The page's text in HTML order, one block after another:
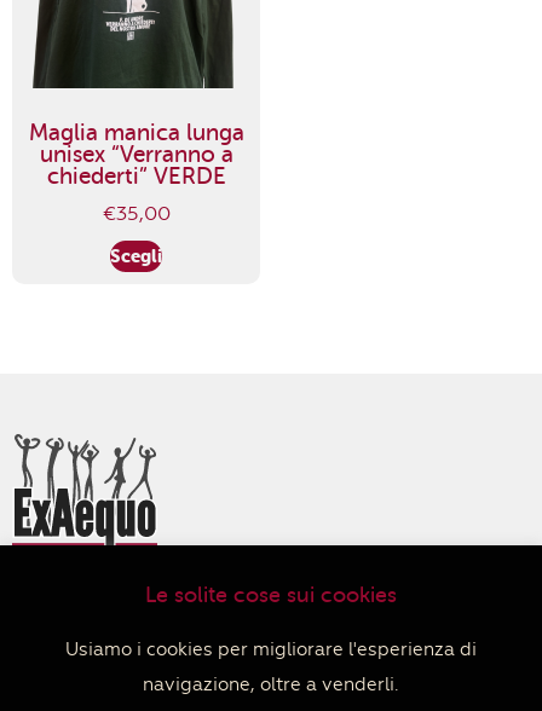
Maglia manica lunga
unisex “Verranno a
chiederti” VERDE
€35,00
Scegli
ExAequo Bottega del Mondo Cooperativa Sociale
40126 Bologna
Le solite cose sui cookies
Usiamo i cookies per migliorare l'esperienza di
navigazione, oltre a venderli.